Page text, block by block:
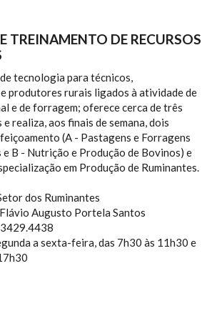
TREINAMENTO DE RECURSOS
tecnologia para técnicos,
produtores rurais ligados à atividade de
e de forragem; oferece cerca de três
e realiza, aos finais de semana, dois
(A - Pastagens e Forragens
e B - Nutrição e Produção de Bovinos) e
em Produção de Ruminantes.
dos Ruminantes
Flávio Augusto Portela Santos
a sexta-feira, das 7h30 às 11h30 e